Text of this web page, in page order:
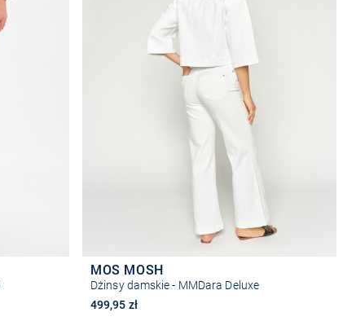
MOS MOSH
Dżinsy damskie - MMDara Deluxe
499,95 zł